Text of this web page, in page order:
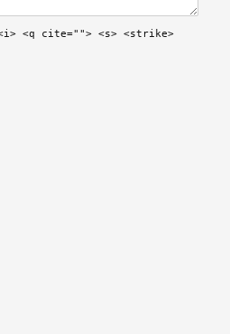
<q cite=""> <s> <strike>